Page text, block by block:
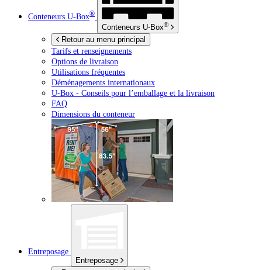
Conteneurs U-Box®
Conteneurs U-Box®
Retour au menu principal
Tarifs et renseignements
Options de livraison
Utilisations fréquentes
Déménagements internationaux
U-Box - Conseils pour l’emballage et la livraison
FAQ
Dimensions du conteneur
Entreposage
Entreposage